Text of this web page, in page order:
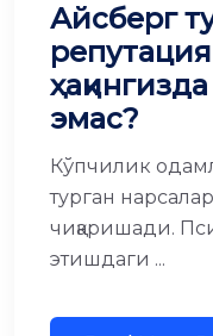
Айсберг
эмас?
Кўпчилик
турган
чиқаришади.
этишдаги ...